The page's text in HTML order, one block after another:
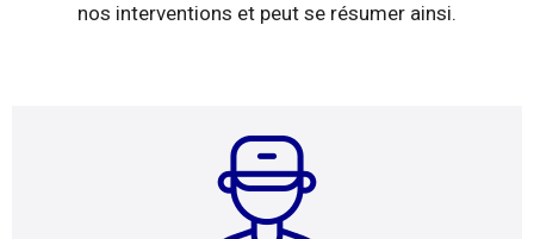
nos interventions et peut se résumer ainsi.